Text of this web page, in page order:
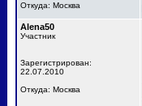
Откуда: Москва
Alena50
Участник
Зарегистрирован:
22.07.2010
Откуда: Москва